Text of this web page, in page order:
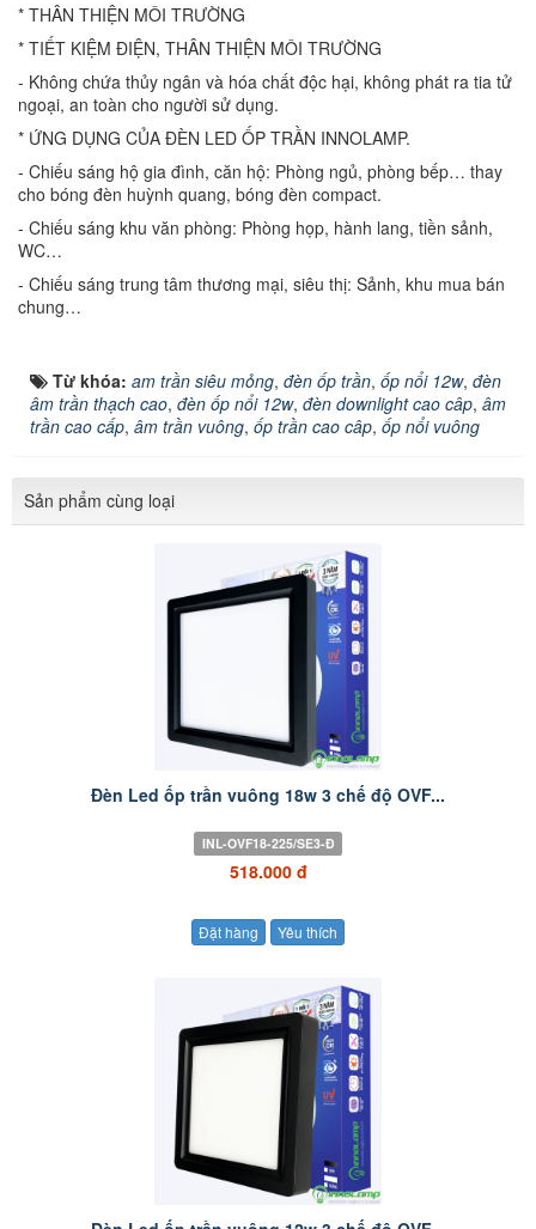
* THÂN THIỆN MÔI TRƯỜNG
* TIẾT KIỆM ĐIỆN, THÂN THIỆN MÔI TRƯỜNG
- Không chứa thủy ngân và hóa chất độc hại, không phát ra tia tử
ngoại, an toàn cho người sử dụng.
* ỨNG DỤNG CỦA ĐÈN LED ỐP TRẦN INNOLAMP.
- Chiếu sáng hộ gia đình, căn hộ: Phòng ngủ, phòng bếp… thay
cho bóng đèn huỳnh quang, bóng đèn compact.
- Chiếu sáng khu văn phòng: Phòng họp, hành lang, tiền sảnh,
WC…
- Chiếu sáng trung tâm thương mại, siêu thị: Sảnh, khu mua bán
chung…
Từ khóa: am trần siêu mỏng, đèn ốp trần, ốp nổi 12w, đèn
âm trần thạch cao, đèn ốp nổi 12w, đèn downlight cao câp, âm
trần cao cấp, âm trần vuông, ốp trần cao câp, ốp nổi vuông
Sản phẩm cùng loại
Đèn Led ốp trần vuông 18w 3 chế độ OVF...
INL-OVF18-225/SE3-Đ
518.000 đ
Đặt hàng Yêu thích